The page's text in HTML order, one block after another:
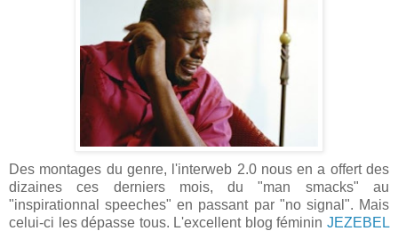
Des montages du genre, l'interweb 2.0 nous en a offert des
dizaines ces derniers mois, du "man smacks" au
"inspirationnal speeches" en passant par "no signal". Mais
celui-ci les dépasse tous. L'excellent blog féminin JEZEBEL